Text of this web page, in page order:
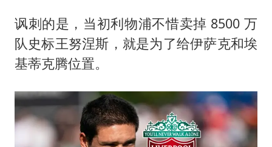
讽刺的是，当初利物浦不惜卖掉 8500 万
队史标王努涅斯，就是为了给伊萨克和埃
基蒂克腾位置。